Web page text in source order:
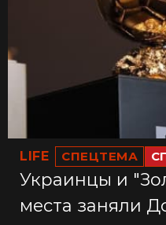
LIFE СПЕЦТЕМА
Украинцы и
места заняли